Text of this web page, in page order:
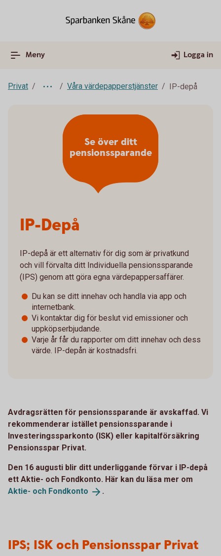
Meny Logga in
Privat Våra värdepapperstjänster IP-depå
IP-Depå
IP-depå är ett alternativ för dig som är privatkund
och vill förvalta ditt Individuella pensionssparande
(IPS) genom att göra egna värdepappersaffärer.
Du kan se ditt innehav och handla via app och
internetbank.
Vi kontaktar dig för beslut vid emissioner och
uppköpserbjudande.
Varje år får du rapporter om ditt innehav och dess
värde. IP-depån är kostnadsfri.
Se över ditt
pensionssparande
Avdragsrätten för pensionssparande är avskaffad. Vi
rekommenderar istället pensionssparande i
Investeringssparkonto (ISK) eller kapitalförsäkring
Pensionsspar Privat.
Den 16 augusti blir ditt underliggande förvar i IP-depå
ett Aktie- och Fondkonto. Här kan du läsa mer om
Aktie- och Fondkonto .
IPS; ISK och Pensionsspar Privat